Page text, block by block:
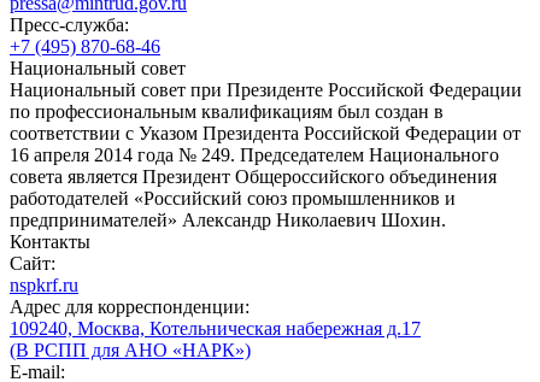
Пресс-служба:
+7 (495) 870-68-46
Национальный совет
Национальный совет при Президенте Российской Федерации
по профессиональным квалификациям был создан в
соответствии с Указом Президента Российской Федерации от
16 апреля 2014 года № 249. Председателем Национального
совета является Президент Общероссийского объединения
работодателей «Российский союз промышленников и
предпринимателей» Александр Николаевич Шохин.
Контакты
Сайт:
nspkrf.ru
Адрес для корреспонденции:
109240, Москва, Котельническая набережная д.17
(В РСПП для АНО «НАРК»)
E-mail: